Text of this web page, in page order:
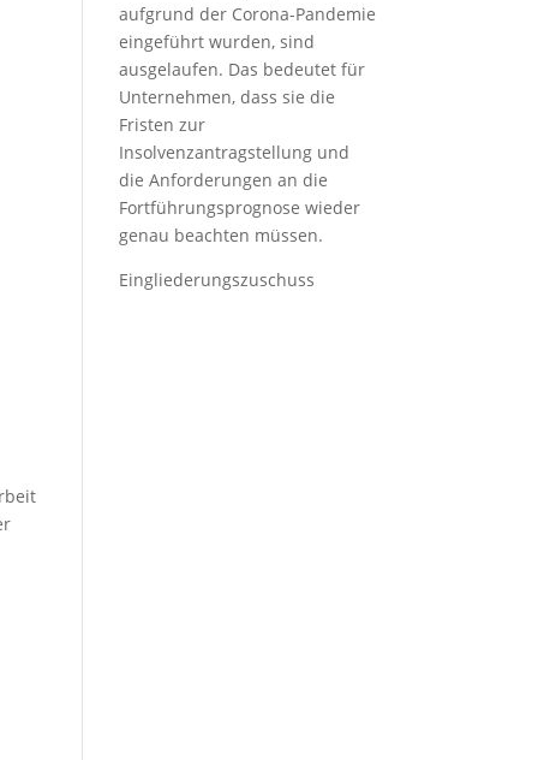
aufgrund der Corona-Pandemie
eingeführt wurden, sind
ausgelaufen. Das bedeutet für
Unternehmen, dass sie die
Fristen zur
Insolvenzantragstellung und
die Anforderungen an die
Fortführungsprognose wieder
genau beachten müssen.
Eingliederungszuschuss